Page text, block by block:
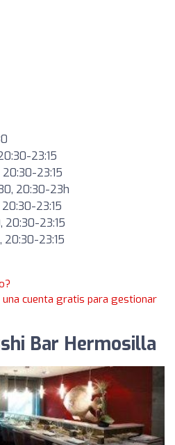
23:15
20:30-23:15
20:30-23h
20:30-23:15
20:30-23:15
20:30-23:15
una cuenta gratis para gestionar
Bar Hermosilla